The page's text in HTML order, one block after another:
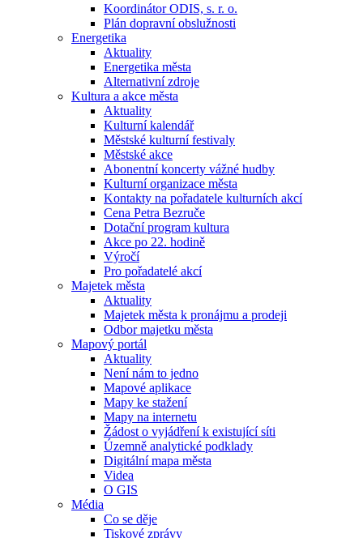
Koordinátor ODIS, s. r. o.
Plán dopravní obslužnosti
Energetika
Aktuality
Energetika města
Alternativní zdroje
Kultura a akce města
Aktuality
Kulturní kalendář
Městské kulturní festivaly
Městské akce
Abonentní koncerty vážné hudby
Kulturní organizace města
Kontakty na pořadatele kulturních akcí
Cena Petra Bezruče
Dotační program kultura
Akce po 22. hodině
Výročí
Pro pořadatelé akcí
Majetek města
Aktuality
Majetek města k pronájmu a prodeji
Odbor majetku města
Mapový portál
Aktuality
Není nám to jedno
Mapové aplikace
Mapy ke stažení
Mapy na internetu
Žádost o vyjádření k existující síti
Územně analytické podklady
Digitální mapa města
Videa
O GIS
Média
Co se děje
Tiskové zprávy